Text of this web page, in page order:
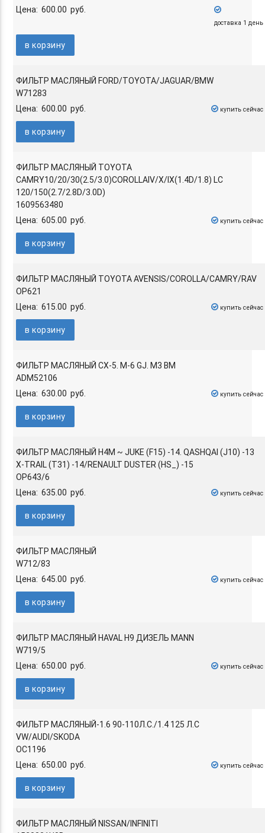
Цена: 600.00 руб.
доставка 1 день
в корзину
ФИЛЬТР МАСЛЯНЫЙ FORD/TOYOTA/JAGUAR/BMW
W71283
Цена: 600.00 руб.
купить сейчас
в корзину
ФИЛЬТР МАСЛЯНЫЙ TOYOTA
CAMRY10/20/30(2.5/3.0)COROLLAIV/X/IX(1.4D/1.8) LC
120/150(2.7/2.8D/3.0D)
1609563480
Цена: 605.00 руб.
купить сейчас
в корзину
ФИЛЬТР МАСЛЯНЫЙ TOYOTA AVENSIS/COROLLA/CAMRY/RAV
OP621
Цена: 615.00 руб.
купить сейчас
в корзину
ФИЛЬТР МАСЛЯНЫЙ CX-5. M-6 GJ. M3 BM
ADM52106
Цена: 630.00 руб.
купить сейчас
в корзину
ФИЛЬТР МАСЛЯНЫЙ H4M ~ JUKE (F15) -14. QASHQAI (J10) -13
X-TRAIL (T31) -14/RENAULT DUSTER (HS_) -15
OP643/6
Цена: 635.00 руб.
купить сейчас
в корзину
ФИЛЬТР МАСЛЯНЫЙ
W712/83
Цена: 645.00 руб.
купить сейчас
в корзину
ФИЛЬТР МАСЛЯНЫЙ HAVAL H9 ДИЗЕЛЬ MANN
W719/5
Цена: 650.00 руб.
купить сейчас
в корзину
ФИЛЬТР МАСЛЯНЫЙ-1.6 90-110Л.С./1.4 125 Л.С
VW/AUDI/SKODA
OC1196
Цена: 650.00 руб.
купить сейчас
в корзину
ФИЛЬТР МАСЛЯНЫЙ NISSAN/INFINITI